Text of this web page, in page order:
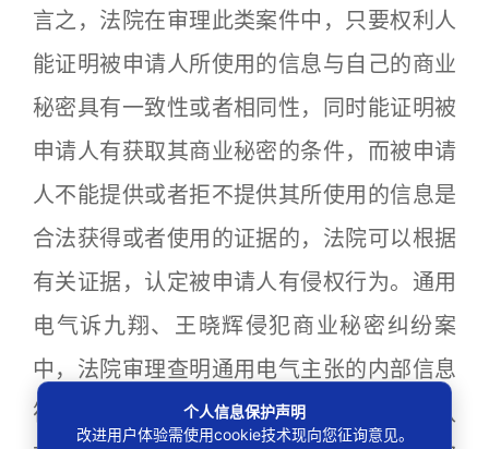
言之，法院在审理此类案件中，只要权利人
能证明被申请人所使用的信息与自己的商业
秘密具有一致性或者相同性，同时能证明被
申请人有获取其商业秘密的条件，而被申请
人不能提供或者拒不提供其所使用的信息是
合法获得或者使用的证据的，法院可以根据
有关证据，认定被申请人有侵权行为。通用
电气诉九翔、王晓辉侵犯商业秘密纠纷案
中，法院审理查明通用电气主张的内部信息
符合商业秘密的法定要件；九翔、王晓辉认
个人信息保护声明
改进用户体验需使用cookie技术现向您征询意见。